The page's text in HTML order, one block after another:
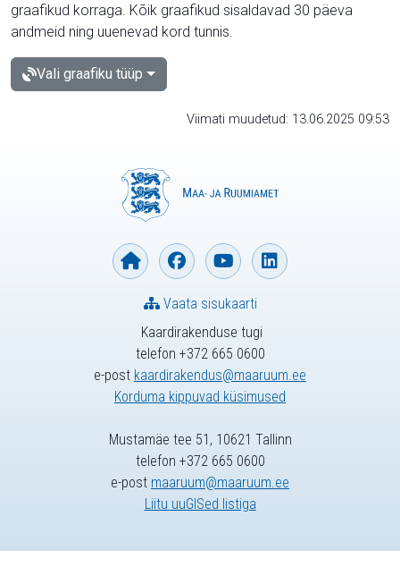
graafikud korraga. Kõik graafikud sisaldavad 30 päeva
andmeid ning uuenevad kord tunnis.
Vali graafiku tüüp
Viimati muudetud: 13.06.2025 09:53
Kaardirakenduse tugi
telefon +372 665 0600
e-post kaardirakendus@maaruum.ee
Korduma kippuvad küsimused
Vaata sisukaarti
Mustamäe tee 51, 10621 Tallinn
telefon +372 665 0600
e-post maaruum@maaruum.ee
Liitu uuGISed listiga